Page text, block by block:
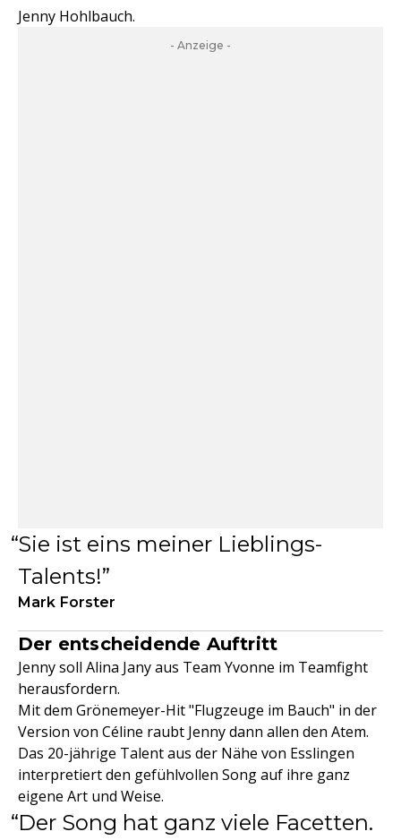
Jenny Hohlbauch.
- Anzeige -
Sie ist eins meiner Lieblings-
Talents!
Mark Forster
Der entscheidende Auftritt
Jenny soll Alina Jany aus Team Yvonne im Teamfight
herausfordern.
Mit dem Grönemeyer-Hit "Flugzeuge im Bauch" in der
Version von Céline raubt Jenny dann allen den Atem.
Das 20-jährige Talent aus der Nähe von Esslingen
interpretiert den gefühlvollen Song auf ihre ganz
eigene Art und Weise.
Der Song hat ganz viele Facetten.